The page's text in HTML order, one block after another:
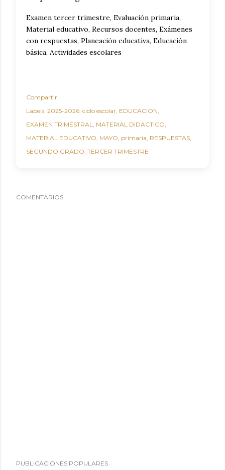
Examen tercer trimestre, Evaluación primaria,
Material educativo, Recursos docentes, Exámenes
con respuestas, Planeación educativa, Educación
básica, Actividades escolares
Compartir
Labels: 2025-2026 ciclo escolar EDUCACION
EXAMEN TRIMESTRAL MATERIAL DIDACTICO
MATERIAL EDUCATIVO MAYO primaria RESPUESTAS
SEGUNDO GRADO TERCER TRIMESTRE
COMENTARIOS
PUBLICACIONES POPULARES